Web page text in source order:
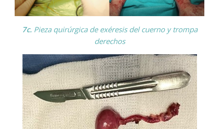
7c.Pieza quirúrgica de exéresis del cuerno y trompa
derechos